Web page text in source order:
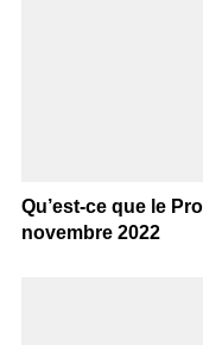
Qu’est-ce que le
novembre 2022